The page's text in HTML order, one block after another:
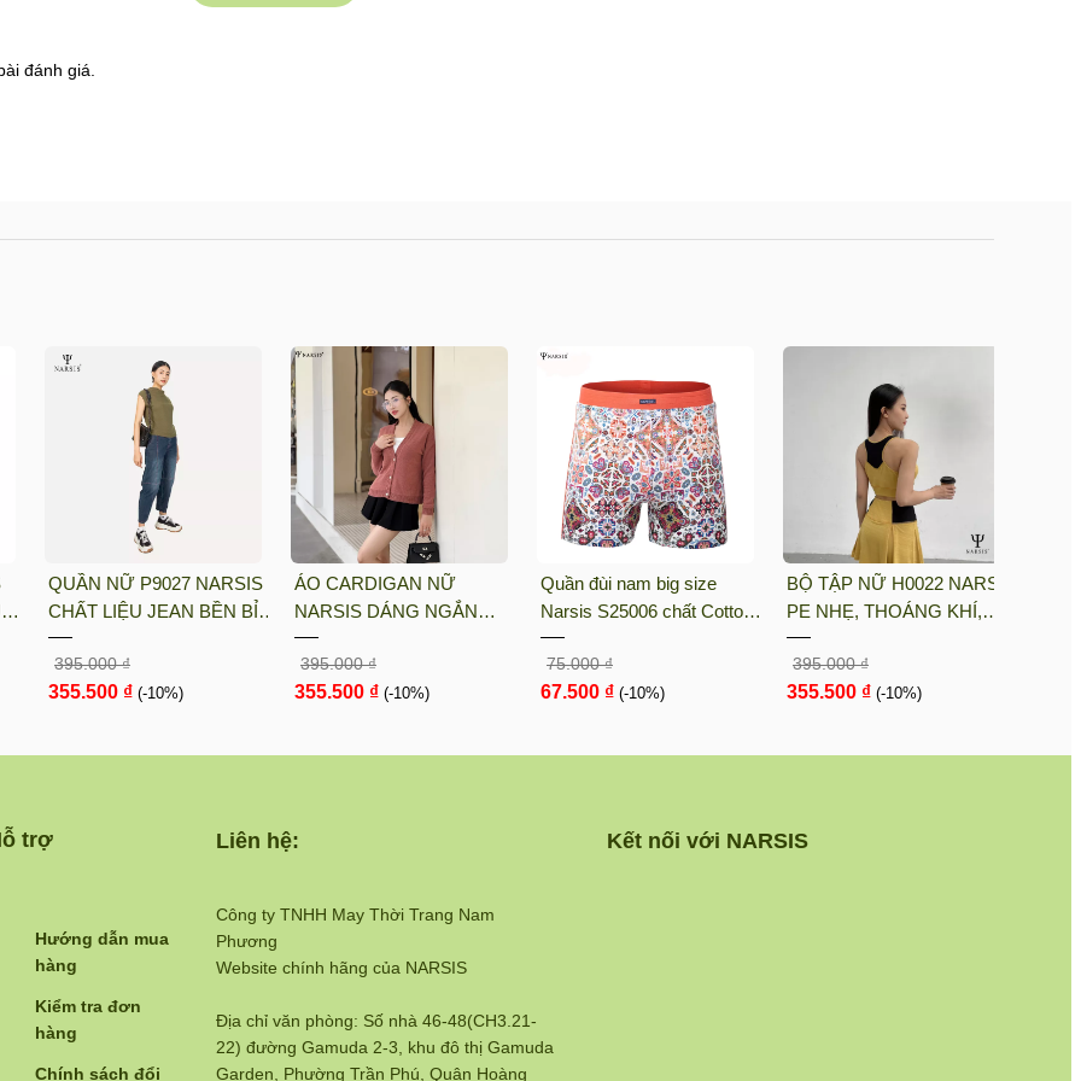
đường 2.3 Khu đô thị Gamuda Gardens, Quận Hoàng Mai, Hà Nội
huong-dan-mua-hang
tra-don-hang
chinh-sach-ban-hang
đánh giá.
QUẦN NỮ P9027 NARSIS
CHẤT LIỆU JEAN BỀN BỈ,
CÁ TÍNH, TRẺ TRUNG,
THỜI TRANG, TRẺ
TRUNG, THỜI TRANG
395.000 ₫
355.500 ₫ (-10%)
ÁO CARDIGAN NỮ
NARSIS DÁNG NGẮN
CHẤT LIỆU LEN MỀM MỊN
MÀU NÂU RUSTIC PHONG
CÁCH HÀN QUỐC L23030
395.000 ₫
355.500 ₫ (-10%)
Quần đùi nam big size
Narsis S25006 chất Cotton
Spandex màu Hoa văn đỏ,
thiết kế thoáng khí, phù hợp
mùa hè
75.000 ₫
67.500 ₫ (-10%)
BỘ TẬP NỮ H0022 NARSIS
PE NHẸ, THOÁNG KHÍ,
THẤM MỒ HÔI, CHẤT LIỆU
BỀN, CHỐNG NẮNG
395.000 ₫
355.500 ₫ (-10%)
Công ty TNHH May Thời Trang Nam
Phương
Website chính hãng của NARSIS
Địa chỉ văn phòng: Số nhà 46-48(CH3.21-
22) đường Gamuda 2-3, khu đô thị Gamuda
Garden, Phường Trần Phú, Quận Hoàng
trợ Kết nối với NARSIS
Liên hệ:
Hướng dẫn mua
hàng
Kiểm tra đơn
hàng
Chính sách đổi